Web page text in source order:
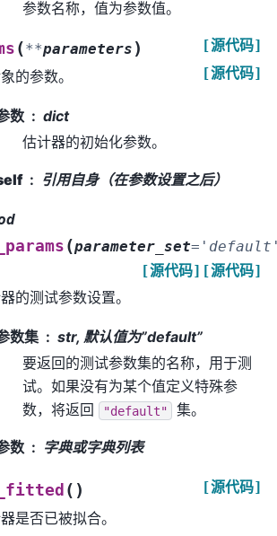
参数名称，值为参数值。
(**parameters )
[源代码]
[源代码]
的参数。
数
dict
估计器的初始化参数。
引用自身（在参数设置之后）
(parameter_set=
[源代码]
[源代码]
的测试参数设置。
数集
str, 默认值为”default”
要返回的测试参数集的名称，用于测
试。如果没有为某个值定义特殊参
数，将返回
"default" 集。
数 字典或字典列表
( ) [源代码]
是否已被拟合。